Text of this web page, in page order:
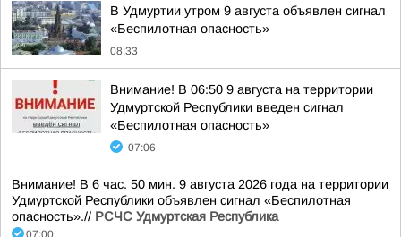
В Удмуртии утром 9 августа объявлен сигнал
«Беспилотная опасность»
08:33
Внимание! В 06:50 9 августа на территории
Удмуртской Республики введен сигнал
«Беспилотная опасность»
07:06
Внимание! В 6 час. 50 мин. 9 августа 2026 года на территории
Удмуртской Республики объявлен сигнал «Беспилотная
опасность».// РСЧС Удмуртская Республика
07:00